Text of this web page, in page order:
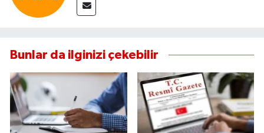
Bunlar da ilginizi çekebilir